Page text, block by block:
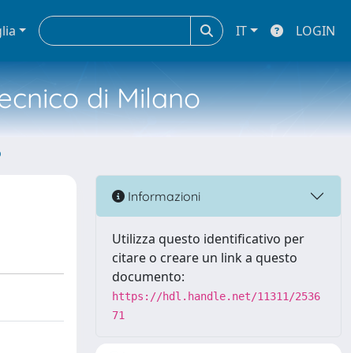
IT LOGIN
di Milano
Informazioni
Utilizza questo identificativo per
citare o creare un link a questo
documento:
https://hdl.handle.net/11311/2536
71